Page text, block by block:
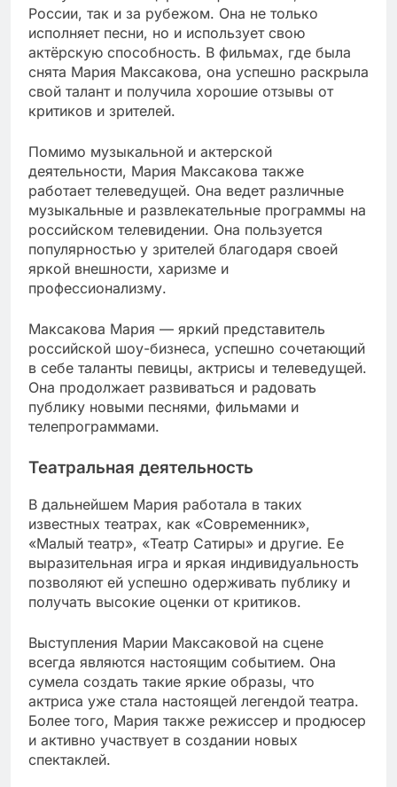
России, так и за рубежом. Она не только
исполняет песни, но и использует свою
актёрскую способность. В фильмах, где была
снята Мария Максакова, она успешно раскрыла
свой талант и получила хорошие отзывы от
критиков и зрителей.
Помимо музыкальной и актерской
деятельности, Мария Максакова также
работает телеведущей. Она ведет различные
музыкальные и развлекательные программы на
российском телевидении. Она пользуется
популярностью у зрителей благодаря своей
яркой внешности, харизме и
профессионализму.
Максакова Мария — яркий представитель
российской шоу-бизнеса, успешно сочетающий
в себе таланты певицы, актрисы и телеведущей.
Она продолжает развиваться и радовать
публику новыми песнями, фильмами и
телепрограммами.
Театральная деятельность
В дальнейшем Мария работала в таких
известных театрах, как «Современник»,
«Малый театр», «Театр Сатиры» и другие. Ее
выразительная игра и яркая индивидуальность
позволяют ей успешно одерживать публику и
получать высокие оценки от критиков.
Выступления Марии Максаковой на сцене
всегда являются настоящим событием. Она
сумела создать такие яркие образы, что
актриса уже стала настоящей легендой театра.
Более того, Мария также режиссер и продюсер
и активно участвует в создании новых
спектаклей.